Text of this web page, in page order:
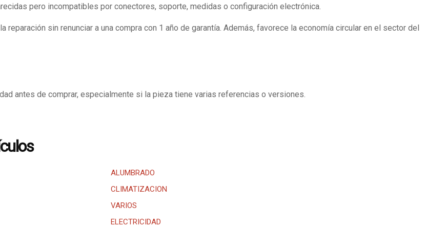
pero incompatibles por conectores, soporte, medidas o configuración electrónica.
sin renunciar a una compra con 1 año de garantía. Además, favorece la economía circular en el sector del
antes de comprar, especialmente si la pieza tiene varias referencias o versiones.
ALUMBRADO
CLIMATIZACION
VARIOS
ELECTRICIDAD